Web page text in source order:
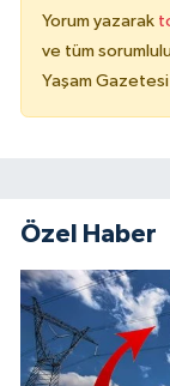
Yorum yazarak
ve tüm
Yaşam
Özel Haber